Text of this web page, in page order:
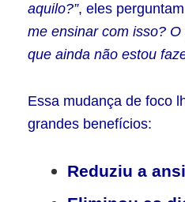
aquilo?”, eles
me ensinar com isso?
que ainda não estou
Essa mudança de foco
grandes benefícios:
Reduziu a